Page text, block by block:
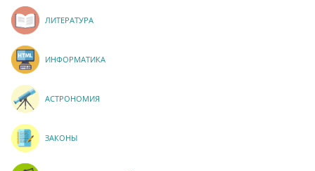
ЛИТЕРАТУРА
ИНФОРМАТИКА
АСТРОНОМИЯ
ЗАКОНЫ